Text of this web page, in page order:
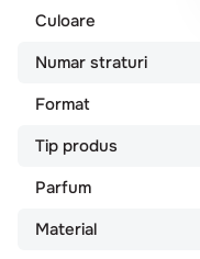
Culoare
Numar straturi
Format
Tip produs
Parfum
Material